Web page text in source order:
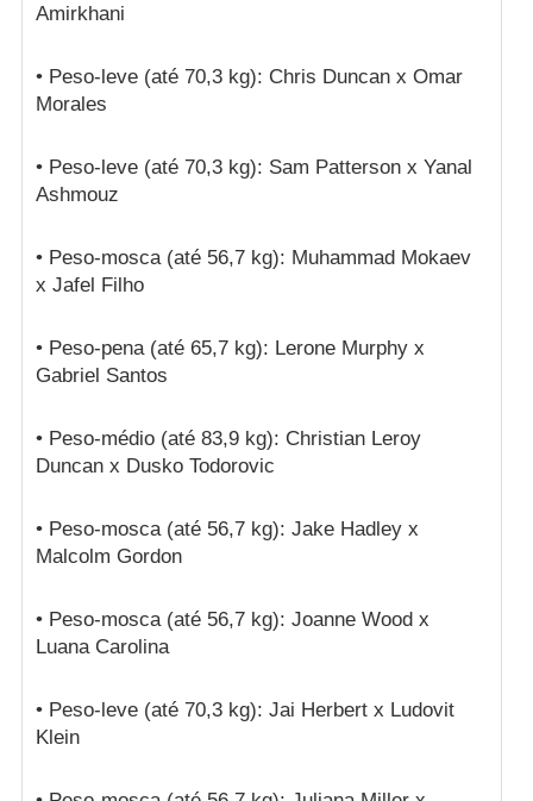
Amirkhani
• Peso-leve (até 70,3 kg): Chris Duncan x Omar
Morales
• Peso-leve (até 70,3 kg): Sam Patterson x Yanal
Ashmouz
• Peso-mosca (até 56,7 kg): Muhammad Mokaev
x Jafel Filho
• Peso-pena (até 65,7 kg): Lerone Murphy x
Gabriel Santos
• Peso-médio (até 83,9 kg): Christian Leroy
Duncan x Dusko Todorovic
• Peso-mosca (até 56,7 kg): Jake Hadley x
Malcolm Gordon
• Peso-mosca (até 56,7 kg): Joanne Wood x
Luana Carolina
• Peso-leve (até 70,3 kg): Jai Herbert x Ludovit
Klein